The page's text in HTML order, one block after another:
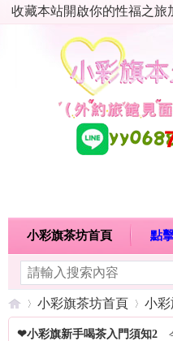
收藏本站開啟你的性福之旅
小彩旗茶坊首頁 點
明碼標價特惠專區
小彩旗茶坊首頁 小
❤小彩旗新手喝茶入門須知2